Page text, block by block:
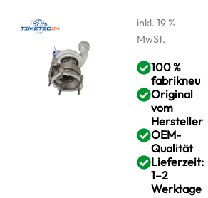
inkl. 19 %
MwSt.
100 %
fabrikneu
Original
vom
Hersteller
OEM-
Qualität
Lieferzeit:
1–2
Werktage